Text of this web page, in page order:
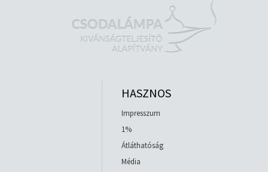
HASZNOS
Impresszum
1%
Átláthatóság
Média